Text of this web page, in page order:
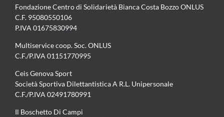
Fondazione Centro di Solidarietà Bianca Costa Bozzo ONLUS
C.F. 95080550106
P.IVA 01675830994
Multiservice coop. Soc. ONLUS
C.F./P.IVA 01151770995
Ceis Genova Sport
Società Sportiva Dilettantistica A R.L. Unipersonale
C.F./P.IVA 02491780991
Il Boschetto Di Campi